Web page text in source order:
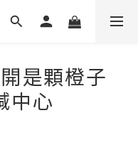
是顆橙子
中心